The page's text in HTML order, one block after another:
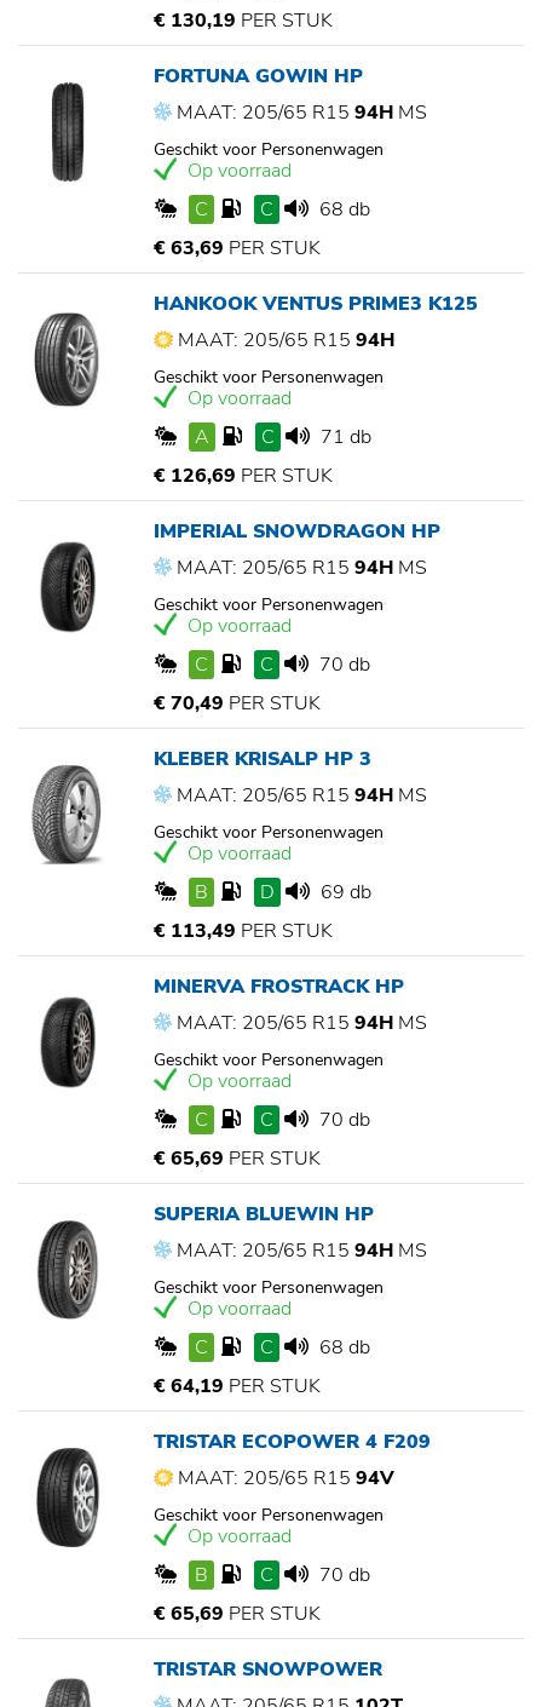
€ 130,19 PER STUK
FORTUNA GOWIN HP
MAAT: 205/65 R15 94H MS
Geschikt voor Personenwagen
Op voorraad
C
C
68 db
€ 63,69 PER STUK
HANKOOK VENTUS PRIME3 K125
MAAT: 205/65 R15 94H
Geschikt voor Personenwagen
Op voorraad
A
C
71 db
€ 126,69 PER STUK
IMPERIAL SNOWDRAGON HP
MAAT: 205/65 R15 94H MS
Geschikt voor Personenwagen
Op voorraad
C
C
70 db
€ 70,49 PER STUK
KLEBER KRISALP HP 3
MAAT: 205/65 R15 94H MS
Geschikt voor Personenwagen
Op voorraad
B
D
69 db
€ 113,49 PER STUK
MINERVA FROSTRACK HP
MAAT: 205/65 R15 94H MS
Geschikt voor Personenwagen
Op voorraad
C
C
70 db
€ 65,69 PER STUK
SUPERIA BLUEWIN HP
MAAT: 205/65 R15 94H MS
Geschikt voor Personenwagen
Op voorraad
C
C
68 db
€ 64,19 PER STUK
TRISTAR ECOPOWER 4 F209
MAAT: 205/65 R15 94V
Geschikt voor Personenwagen
Op voorraad
B
C
70 db
€ 65,69 PER STUK
TRISTAR SNOWPOWER